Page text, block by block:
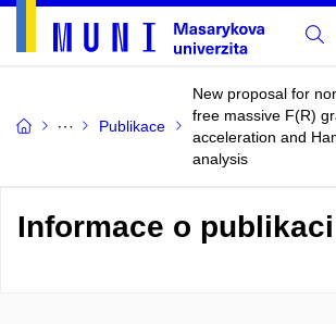
Publikace
New proposal for
free massive F(R)
acceleration and
analysis
Informace o publikaci